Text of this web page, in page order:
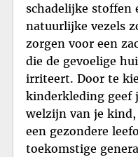
schadelijke stoffen
natuurlijke vezels
zorgen voor een
die de gevoelige
irriteert. Door te
kinderkleding geef
welzijn van je kind,
een gezondere
toekomstige